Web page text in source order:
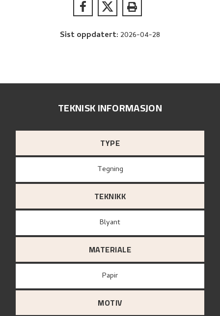
Sist oppdatert: 2026-04-28
TEKNISK INFORMASJON
TYPE
Tegning
TEKNIKK
Blyant
MATERIALE
papir
MOTIV